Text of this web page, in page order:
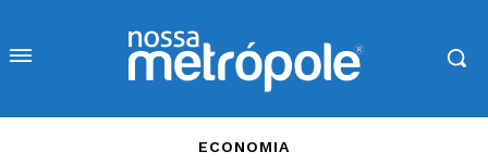
ECONOMIA